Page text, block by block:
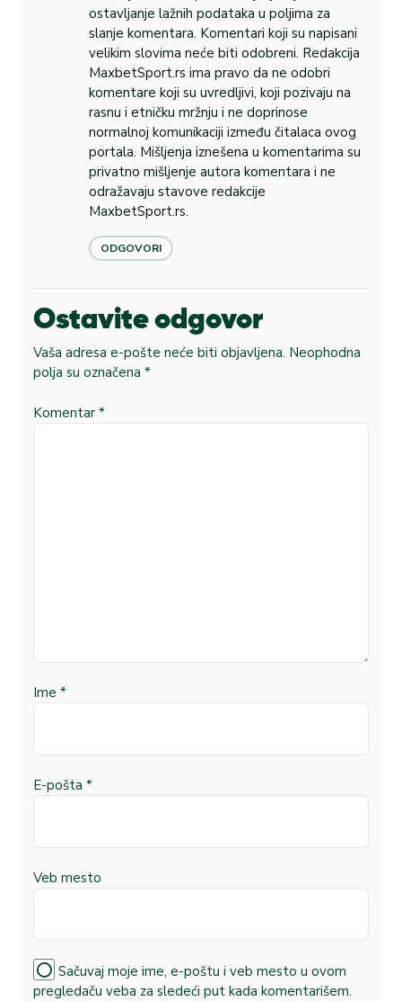
ostavljanje lažnih podataka u poljima za
slanje komentara. Komentari koji su napisani
velikim slovima neće biti odobreni. Redakcija
MaxbetSport.rs ima pravo da ne odobri
komentare koji su uvredljivi, koji pozivaju na
rasnu i etničku mržnju i ne doprinose
normalnoj komunikaciji između čitalaca ovog
portala. Mišljenja iznešena u komentarima su
privatno mišljenje autora komentara i ne
odražavaju stavove redakcije
MaxbetSport.rs.
ODGOVORI
Ostavite odgovor
Vaša adresa e-pošte neće biti objavljena. Neophodna
polja su označena *
Komentar *
Ime *
E-pošta *
Veb mesto
Sačuvaj moje ime, e-poštu i veb mesto u ovom
pregledaču veba za sledeći put kada komentarišem.